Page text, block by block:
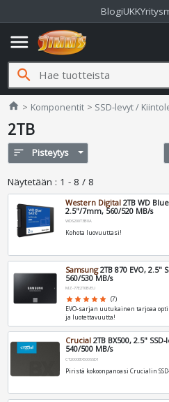
BlogiUKK
menu
search
home Jimms.fi
Komponentit SSD-levyt /
2TB
sort Pisteytys
Näytetään : 1 - 8 / 8
Western Digital 2TB WD
2.5"/7mm, 560/520 MB/s
WDS200T3B0A
Kohota luovuuttasi!
Samsung2TB 870 EVO, 2.5"
560/530 MB/s
MZ-77E2T0B/EU
star star star star star (7)
EVO-sarjan uutukainen tarjoaa
ja luotettavuutta!
Crucial 2TB BX500, 2.5" SSD-
540/500 MB/s
CT2000BX500SSD1
Piristä kokoonpanoasi Crucialin